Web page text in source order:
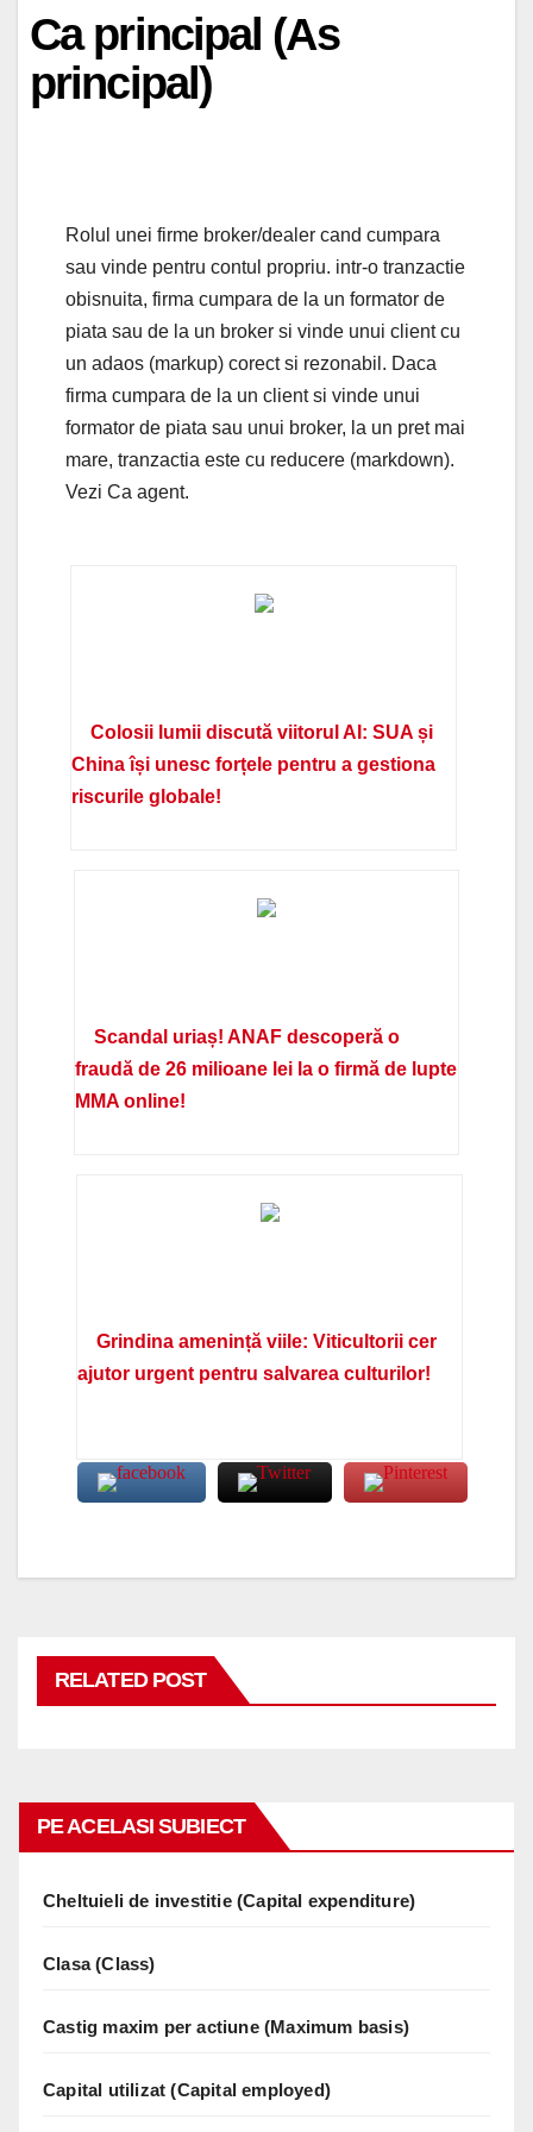
Ca principal (As
principal)
Rolul unei firme broker/dealer cand cumpara
sau vinde pentru contul propriu. intr-o tranzactie
obisnuita, firma cumpara de la un formator de
piata sau de la un broker si vinde unui client cu
un adaos (markup) corect si rezonabil. Daca
firma cumpara de la un client si vinde unui
formator de piata sau unui broker, la un pret mai
mare, tranzactia este cu reducere (markdown).
Vezi Ca agent.
Colosii lumii discută viitorul AI: SUA și
China își unesc forțele pentru a gestiona
riscurile globale!
Scandal uriaș! ANAF descoperă o
fraudă de 26 milioane lei la o firmă de lupte
MMA online!
Grindina amenință viile: Viticultorii cer
ajutor urgent pentru salvarea culturilor!
RELATED POST
PE ACELASI SUBIECT
Cheltuieli de investitie (Capital expenditure)
Clasa (Class)
Castig maxim per actiune (Maximum basis)
Capital utilizat (Capital employed)